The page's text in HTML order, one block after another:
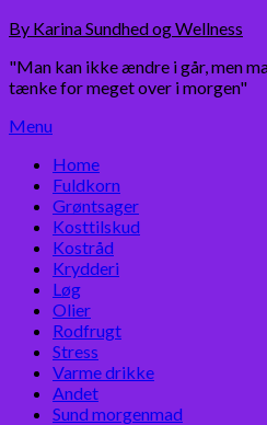
Skip
content
By Karina Sundhed og Wellness
"Man kan ikke ændre i går, men
tænke for meget over i morgen"
Menu
Home
Fuldkorn
Grøntsager
Kosttilskud
Kostråd
Krydderi
Løg
Olier
Rodfrugt
Stress
Varme drikke
Andet
Sund morgenmad